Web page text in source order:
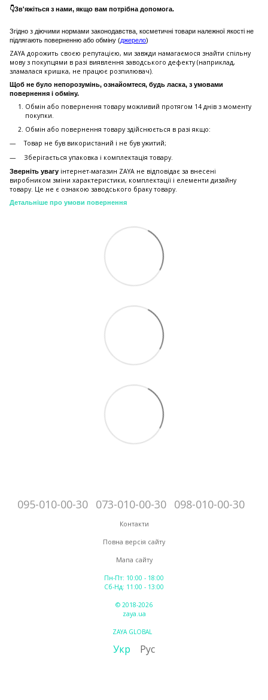
👇Зв'яжіться з нами, якщо вам потрібна допомога.
Згідно з діючими нормами законодавства, косметичні товари належної якості не
підлягають поверненню або обміну (джерело)
ZAYA дорожить своєю репутацією, ми завжди намагаємося знайти спільну
мову з покупцями в разі виявлення заводського дефекту (наприклад,
зламалася кришка, не працює розпилювач).
Щоб не було непорозумінь, ознайомтеся, будь ласка, з умовами
повернення і обміну.
Обмін або повернення товару можливий протягом 14 днів з моменту
покупки.
Обмiн або повернення товару здійснюється в разі якщо:
Товар не був використаний і не був ужитий;
Зберiгається упаковка і комплектація товару.
Зверніть увагу інтернет-магазин ZAYA не відповідає за внесені
виробником зміни характеристики, комплектації і елементи дизайну
товару. Це не є ознакою заводського браку товару.
Детальніше про умови повернення
095-010-00-30 073-010-00-30 098-010-00-30
Контакти
Повна версія сайту
Мапа сайту
Пн-Пт: 10:00 - 18:00
Сб-Нд: 11:00 - 13:00
© 2018-2026
zaya.ua
ZAYA GLOBAL
Укр Рус